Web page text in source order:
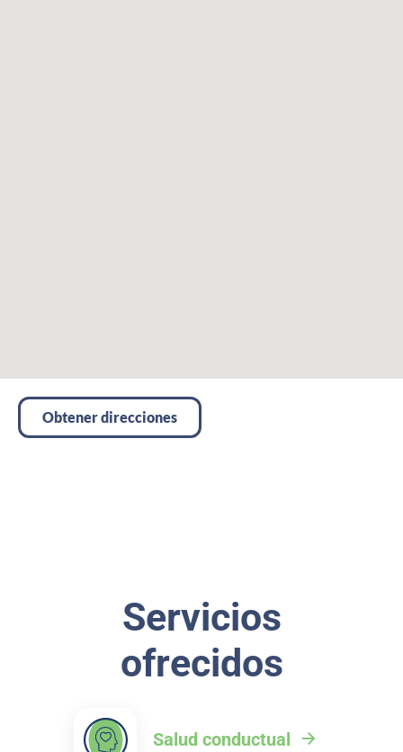
Obtener direcciones
Servicios
ofrecidos
Salud conductual